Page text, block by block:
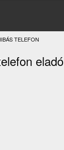
TELEFON
eladó